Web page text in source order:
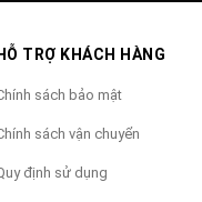
HỖ TRỢ KHÁCH HÀNG
sách bảo mật
sách vận chuyển
định sử dụng